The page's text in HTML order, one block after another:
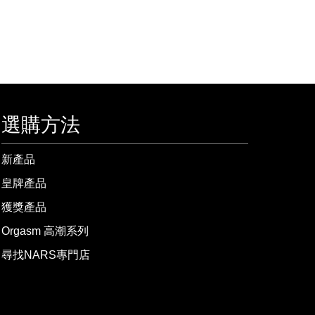
選購方法
新產品
皇牌產品
獲獎產品
Orgasm 高潮系列
尋找NARS專門店